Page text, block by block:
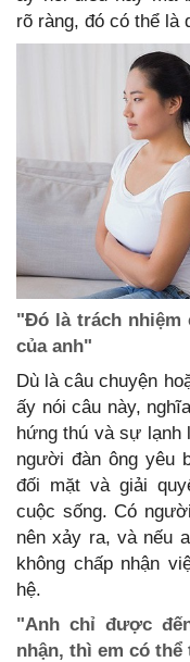
rõ ràng, đó có thể là
"Đó là trách nhiệm
của anh"
Dù là câu chuyện
ấy nói câu này,
hứng thú và sự lạnh
người đàn ông yêu
đối mặt và giải
cuộc sống. Có
nên xảy ra, và nếu
không chấp nhận
hệ.
"Anh chỉ được
nhận, thì em có